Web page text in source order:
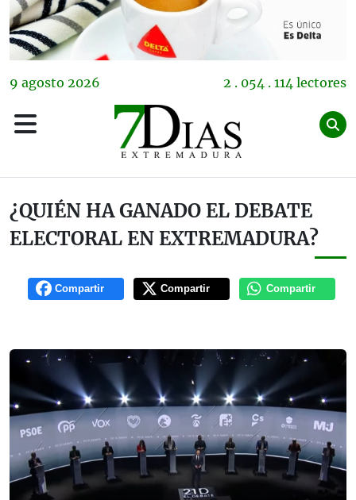
9 agosto 2026 2 . 054 . 114 lectores
¿QUIÉN HA GANADO EL DEBATE
ELECTORAL EN EXTREMADURA?
Compartir Compartir Compartir